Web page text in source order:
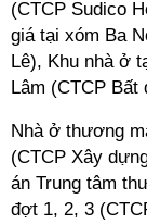
(CTCP Sudico
giá tại xóm Ba
Lê), Khu nhà ở
Lâm (CTCP Bất
Nhà ở thương
(CTCP Xây
án Trung tâm
đợt 1, 2, 3